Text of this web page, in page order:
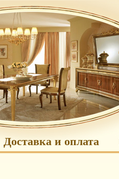
Доставка и оплата